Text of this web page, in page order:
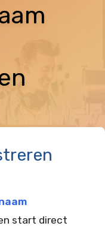
start direct